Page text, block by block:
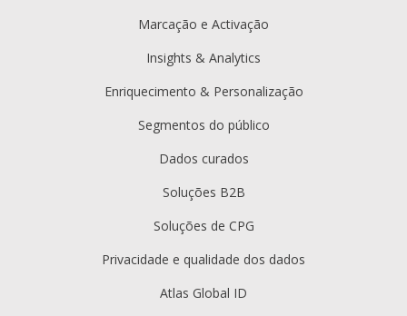
Marcação e Activação
Insights & Analytics
Enriquecimento & Personalização
Segmentos do público
Dados curados
Soluções B2B
Soluções de CPG
Privacidade e qualidade dos dados
Atlas Global ID